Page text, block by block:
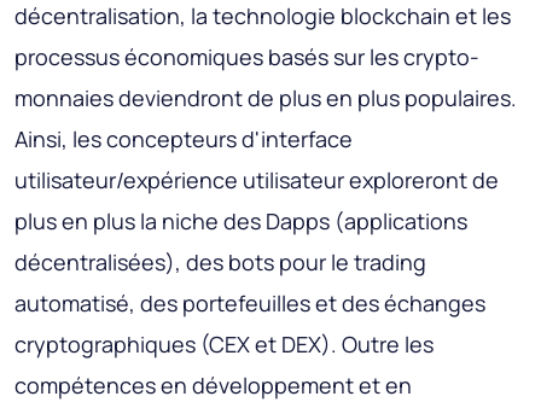
décentralisation, la technologie blockchain et les
processus économiques basés sur les crypto-
monnaies deviendront de plus en plus populaires.
Ainsi, les concepteurs d'interface
utilisateur/expérience utilisateur exploreront de
plus en plus la niche des Dapps (applications
décentralisées), des bots pour le trading
automatisé, des portefeuilles et des échanges
cryptographiques (CEX et DEX). Outre les
compétences en développement et en